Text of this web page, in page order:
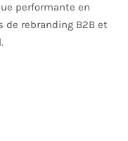
performante en
de rebranding B2B et